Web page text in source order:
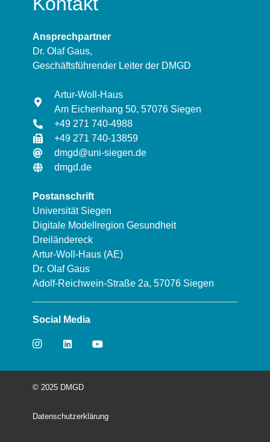
Ansprechpartner
Dr. Olaf Gaus,
Geschäftsführender Leiter der DMGD
Artur-Woll-Haus
Am Eichenhang 50, 57076 Siegen
+49 271 740-4988
+49 271 740-13859
dmgd@uni-siegen.de
dmgd.de
Postanschrift
Universität Siegen
Digitale Modellregion Gesundheit
Dreiländereck
Artur-Woll-Haus (AE)
Dr. Olaf Gaus
Adolf-Reichwein-Straße 2a, 57076 Siegen
Social Media
© 2025 DMGD
Datenschutzerklärung